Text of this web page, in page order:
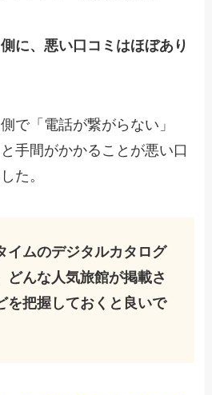
に、悪い口コミはほぼあり
で「電話が繋がらない」
手間がかかることが悪い口
た。
イムのデジタルカタログ
どんな人気旅館が掲載さ
を把握しておくと良いで